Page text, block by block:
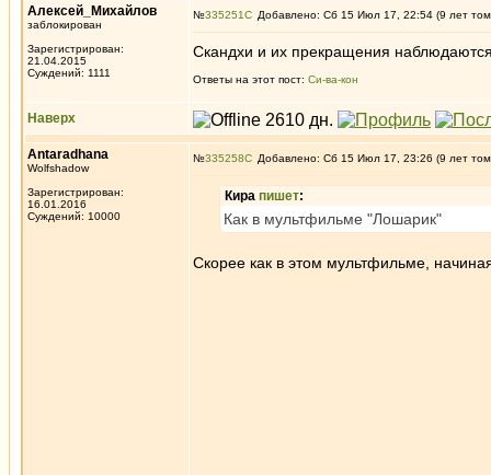
Алексей_Михайлов
заблокирован
Зарегистрирован:
21.04.2015
Суждений: 1111
№335251 Добавлено: Сб 15 Июл 17, 22:54 (9 лет
Скандхи и их прекращения
Ответы на этот пост: Си-ва-кон
Наверх
Antaradhana
Wolfshadow
Зарегистрирован:
16.01.2016
Суждений: 10000
№335258 Добавлено: Сб 15 Июл 17, 23:26 (9 лет
Кира пишет:
Как в мультфильме "Лошарик"
Скорее как в этом мультфильме,